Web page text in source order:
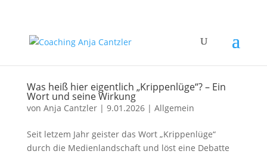
Was heiß hier eigentlich „Krippenlüge“? – Ein
Wort und seine Wirkung
von Anja Cantzler| 9.01.2026| Allgemein
Seit letzem Jahr geister das Wort „Krippenlüge“
durch die Medienlandschaft und löst eine Debatte